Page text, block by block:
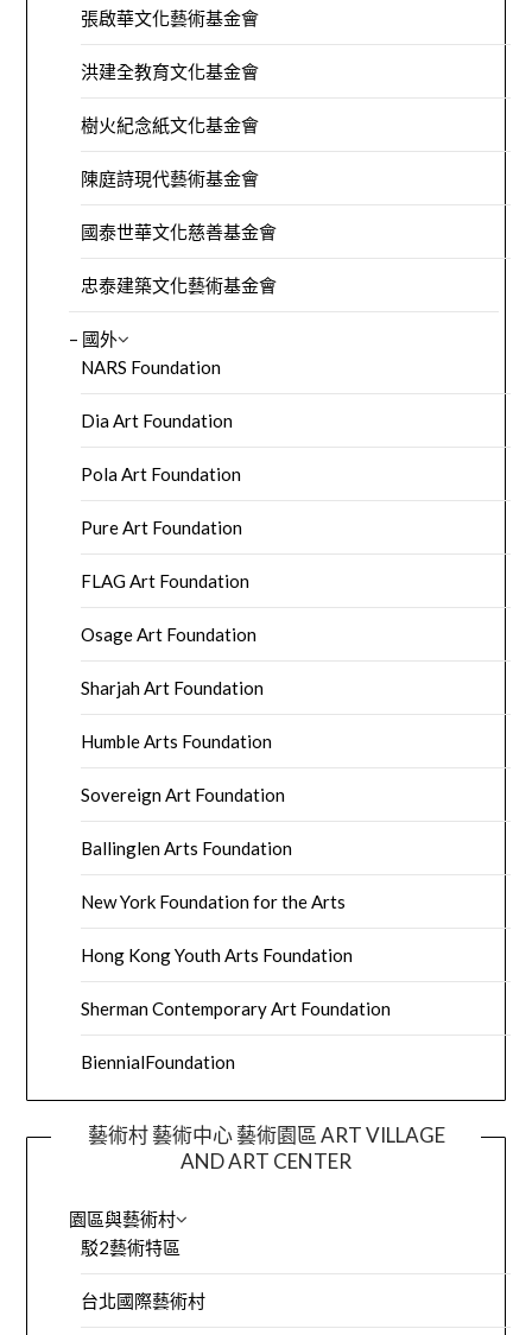
張啟華文化藝術基金會
洪建全教育文化基金會
樹火紀念紙文化基金會
陳庭詩現代藝術基金會
國泰世華文化慈善基金會
忠泰建築文化藝術基金會
– 國外
NARS Foundation
Dia Art Foundation
Pola Art Foundation
Pure Art Foundation
FLAG Art Foundation
Osage Art Foundation
Sharjah Art Foundation
Humble Arts Foundation
Sovereign Art Foundation
Ballinglen Arts Foundation
New York Foundation for the Arts
Hong Kong Youth Arts Foundation
Sherman Contemporary Art Foundation
BiennialFoundation
藝術村 藝術中心 藝術園區 ART VILLAGE
AND ART CENTER
園區與藝術村
駁2藝術特區
台北國際藝術村